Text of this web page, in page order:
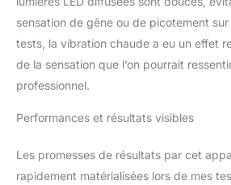
et
améliorer
différents
nous
d'un soin
expérience
et facile à
sensation de gêne ou de picotement
tests, la vibration chaude a eu un effet
de la sensation que l’on pourrait
professionnel.
Performances et résultats visibles
Les promesses de résultats par cet
rapidement matérialisées lors de mes